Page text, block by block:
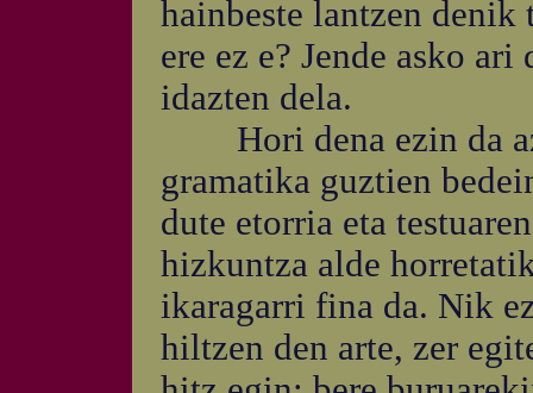
hainbeste lantzen denik
ere ez e? Jende asko
idazten dela.
Hori dena ezin da
gramatika guztien
dute etorria eta
hizkuntza alde
ikaragarri fina da. Nik
hiltzen den arte, zer